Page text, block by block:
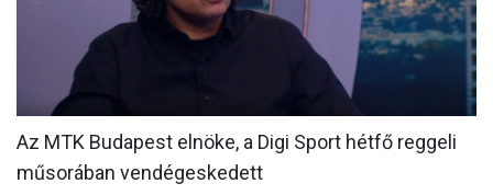
MÉRKŐZÉSEK
SZURKOLÓI ÉLMÉNYEK
Az MTK Budapest elnöke, a Digi Sport hétfő reggeli
műsorában vendégeskedett